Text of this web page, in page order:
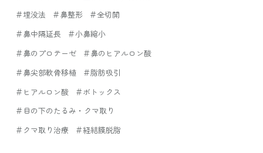
＃埋没法
＃鼻整形
＃全切開
＃鼻中隔延長
＃小鼻縮小
＃鼻のプロテーゼ
＃鼻のヒアルロン酸
＃鼻尖部軟骨移植
＃脂肪吸引
＃ヒアルロン酸
＃ボトックス
＃目の下のたるみ・クマ取り
＃クマ取り治療
＃経結膜脱脂